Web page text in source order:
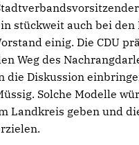
stückweit auch bei
einig. Die CDU
Weg des
die Diskussion
Solche Modelle
Landkreis geben und